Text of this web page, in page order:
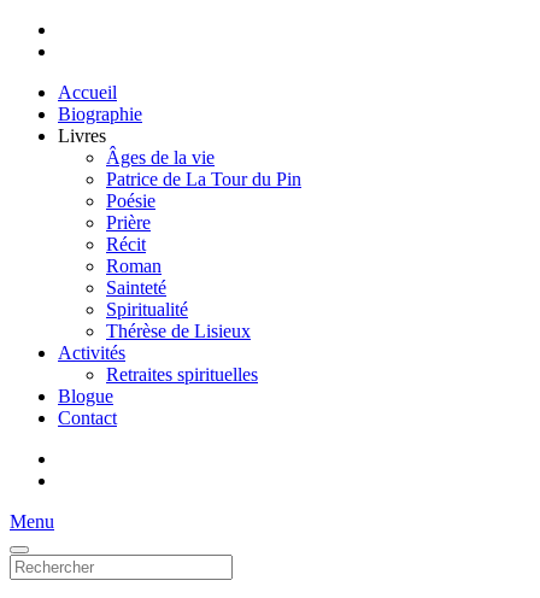
Accueil
Biographie
Livres
Âges de la vie
Patrice de La Tour du Pin
Poésie
Prière
Récit
Roman
Sainteté
Spiritualité
Thérèse de Lisieux
Activités
Retraites spirituelles
Blogue
Contact
Menu